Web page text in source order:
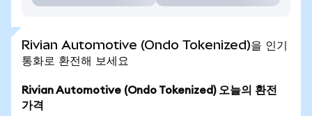
Rivian Automotive (Ondo Tokenized)을 인기
통화로 환전해 보세요
Rivian Automotive (Ondo Tokenized) 오늘의 환전
가격